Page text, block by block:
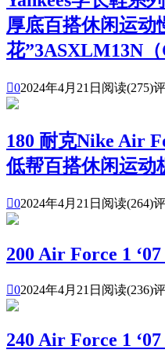
厚底百搭休闲运动
花”3ASXLM13N（
02024年4月21日 阅读(275)
180 耐克Nike Air
低帮百搭休闲运动
02024年4月21日 阅读(264)
200 Air Force 1
02024年4月21日 阅读(236)
240 Air Force 1